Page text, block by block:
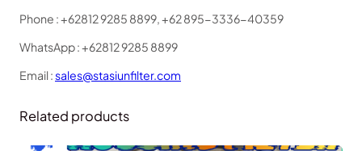
Phone : +62812 9285 8899, +62 895-3336-40359
WhatsApp : +62812 9285 8899
Email :sales@stasiunfilter.com
Related products